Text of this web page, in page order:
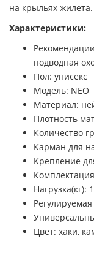
на крыльях жилета.
Характеристики:
подводная
Пол: унисекс
Модель: NEO
Материал:
Плотность
Количество
Карман для
Крепление
Нагрузка(кг):
Цвет: хаки,